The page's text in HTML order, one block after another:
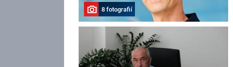
8 fotografií